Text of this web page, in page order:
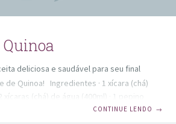
Quinoa
deliciosa e saudável para seu final
de Quinoa! Ingredientes · 1 xícara (chá)
xícaras (chá) de água (400ml) · 1 pepino
pequena em cubinhos · 2 tomates
CONTINUE LENDO →